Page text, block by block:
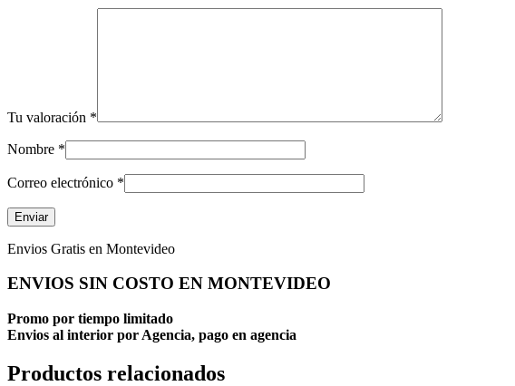
Tu valoración *
Nombre *
Correo electrónico *
Envios Gratis en Montevideo
ENVIOS SIN COSTO EN MONTEVIDEO
Promo por tiempo limitado
Envios al interior por Agencia, pago en agencia
Productos relacionados